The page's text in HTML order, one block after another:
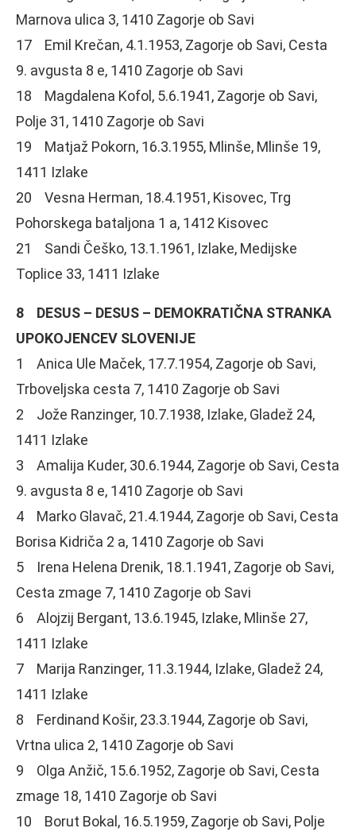
Marnova ulica 3, 1410 Zagorje ob Savi
17 Emil Krečan, 4.1.1953, Zagorje ob Savi, Cesta
9. avgusta 8 e, 1410 Zagorje ob Savi
18 Magdalena Kofol, 5.6.1941, Zagorje ob Savi,
Polje 31, 1410 Zagorje ob Savi
19 Matjaž Pokorn, 16.3.1955, Mlinše, Mlinše 19,
1411 Izlake
20 Vesna Herman, 18.4.1951, Kisovec, Trg
Pohorskega bataljona 1 a, 1412 Kisovec
21 Sandi Češko, 13.1.1961, Izlake, Medijske
Toplice 33, 1411 Izlake
8 DESUS – DESUS – DEMOKRATIČNA STRANKA
UPOKOJENCEV SLOVENIJE
1 Anica Ule Maček, 17.7.1954, Zagorje ob Savi,
Trboveljska cesta 7, 1410 Zagorje ob Savi
2 Jože Ranzinger, 10.7.1938, Izlake, Gladež 24,
1411 Izlake
3 Amalija Kuder, 30.6.1944, Zagorje ob Savi, Cesta
9. avgusta 8 e, 1410 Zagorje ob Savi
4 Marko Glavač, 21.4.1944, Zagorje ob Savi, Cesta
Borisa Kidriča 2 a, 1410 Zagorje ob Savi
5 Irena Helena Drenik, 18.1.1941, Zagorje ob Savi,
Cesta zmage 7, 1410 Zagorje ob Savi
6 Alojzij Bergant, 13.6.1945, Izlake, Mlinše 27,
1411 Izlake
7 Marija Ranzinger, 11.3.1944, Izlake, Gladež 24,
1411 Izlake
8 Ferdinand Košir, 23.3.1944, Zagorje ob Savi,
Vrtna ulica 2, 1410 Zagorje ob Savi
9 Olga Anžič, 15.6.1952, Zagorje ob Savi, Cesta
zmage 18, 1410 Zagorje ob Savi
10 Borut Bokal, 16.5.1959, Zagorje ob Savi, Polje